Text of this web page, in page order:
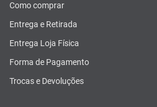
Como comprar
Entrega e Retirada
Entrega Loja Física
Forma de Pagamento
Trocas e Devoluções